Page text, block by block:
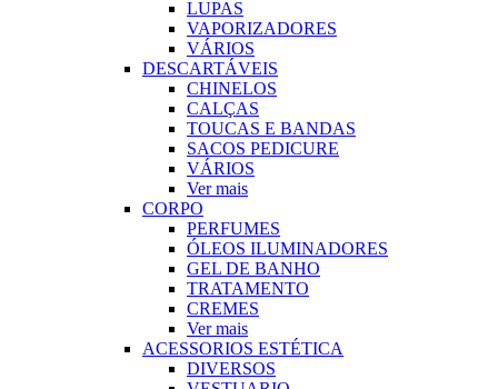
LUPAS
VAPORIZADORES
VÁRIOS
DESCARTÁVEIS
CHINELOS
CALÇAS
TOUCAS E BANDAS
SACOS PEDICURE
VÁRIOS
Ver mais
CORPO
PERFUMES
ÓLEOS ILUMINADORES
GEL DE BANHO
TRATAMENTO
CREMES
Ver mais
ACESSORIOS ESTÉTICA
DIVERSOS